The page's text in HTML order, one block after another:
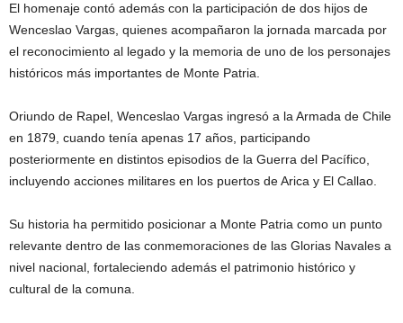
El homenaje contó además con la participación de dos hijos de
Wenceslao Vargas, quienes acompañaron la jornada marcada por
el reconocimiento al legado y la memoria de uno de los personajes
históricos más importantes de Monte Patria.
Oriundo de Rapel, Wenceslao Vargas ingresó a la Armada de Chile
en 1879, cuando tenía apenas 17 años, participando
posteriormente en distintos episodios de la Guerra del Pacífico,
incluyendo acciones militares en los puertos de Arica y El Callao.
Su historia ha permitido posicionar a Monte Patria como un punto
relevante dentro de las conmemoraciones de las Glorias Navales a
nivel nacional, fortaleciendo además el patrimonio histórico y
cultural de la comuna.